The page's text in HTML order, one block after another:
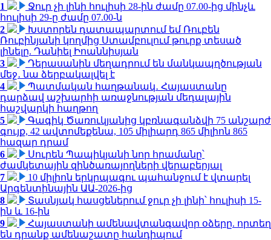
1
Ջուր չի լինի հուլիսի 28-ին ժամը 07.00-ից մինչև
հուլիսի 29-ը ժամը 07.00-ն
2
Խստորեն դատապարտում եմ Ռուբեն
Ռուբինյանի կողմից Ստամբուլում թուրք տեսած
լինելը. Դանիել Իոաննիսյան
3
Դերասանին մեղադրում են մանկապղծության
մեջ․ նա ձերբակալվել է
4
Պատմական հաղթանակ․ Հայաստանը
դարձավ աշխարհի առաջնության մեդալային
հաշվարկի հաղթող
5
Գագիկ Ծառուկյանից կբռնագանձվի 75 անշարժ
գույք, 42 ավտոմեքենա, 105 միլիարդ 865 միլիոն 865
հազար դրամ
6
Սուրեն Պապիկյանի նոր հրամանը՝
ժամկետային զինծառայողների վերաբերյալ
7
10 միլիոն երկրպագու պահանջում է վտարել
Արգենտինային ԱԱ-2026-ից
8
Տասնյակ հասցեներում ջուր չի լինի՝ հուլիսի 15-
ին և 16-ին
9
Հայաստանի ամենավտանգավոր օձերը. որտեղ
են դրանք ամենաշատը հանդիպում